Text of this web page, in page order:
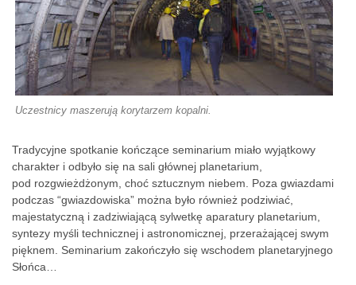
Uczestnicy maszerują korytarzem kopalni.
Tradycyjne spotkanie kończące seminarium miało wyjątkowy
charakter i odbyło się na sali głównej planetarium,
pod rozgwieżdżonym, choć sztucznym niebem. Poza gwiazdami
podczas “gwiazdowiska” można było również podziwiać,
majestatyczną i zadziwiającą sylwetkę aparatury planetarium,
syntezy myśli technicznej i astronomicznej, przerażającej swym
pięknem. Seminarium zakończyło się wschodem planetaryjnego
Słońca…